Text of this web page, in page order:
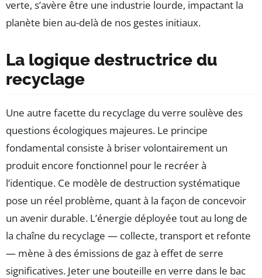
verte, s’avère être une industrie lourde, impactant la
planète bien au-delà de nos gestes initiaux.
La logique destructrice du
recyclage
Une autre facette du recyclage du verre soulève des
questions écologiques majeures. Le principe
fondamental consiste à briser volontairement un
produit encore fonctionnel pour le recréer à
l’identique. Ce modèle de destruction systématique
pose un réel problème, quant à la façon de concevoir
un avenir durable. L’énergie déployée tout au long de
la chaîne du recyclage — collecte, transport et refonte
— mène à des émissions de gaz à effet de serre
significatives. Jeter une bouteille en verre dans le bac